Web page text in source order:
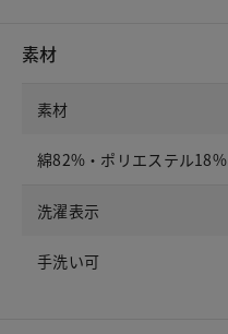
素材
素材
綿82%・ポリエステル18%
洗濯表示
手洗い可